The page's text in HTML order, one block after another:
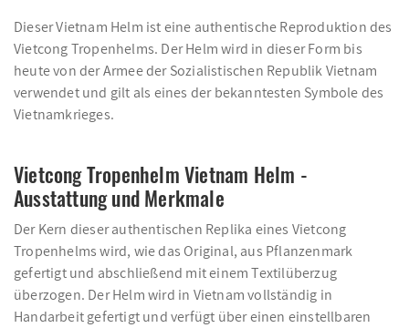
Dieser Vietnam Helm ist eine authentische Reproduktion des
Vietcong Tropenhelms. Der Helm wird in dieser Form bis
heute von der Armee der Sozialistischen Republik Vietnam
verwendet und gilt als eines der bekanntesten Symbole des
Vietnamkrieges.
Vietcong Tropenhelm Vietnam Helm -
Ausstattung und Merkmale
Der Kern dieser authentischen Replika eines Vietcong
Tropenhelms wird, wie das Original, aus Pflanzenmark
gefertigt und abschließend mit einem Textilüberzug
überzogen. Der Helm wird in Vietnam vollständig in
Handarbeit gefertigt und verfügt über einen einstellbaren